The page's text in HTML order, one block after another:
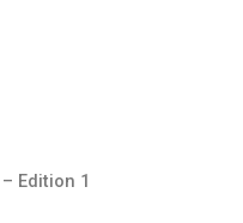
Edition 1